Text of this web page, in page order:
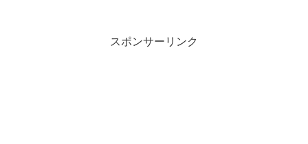
スポンサーリンク